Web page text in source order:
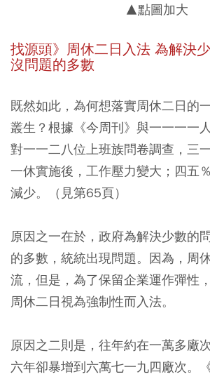
▲點圖加大
找源頭》周休二日入法 為解決
沒問題的多數
既然如此，為何想落實周休二日的
叢生？根據《今周刊》與一一一一
對一一二八位上班族問卷調查，三
一休實施後，工作壓力變大；四五
減少。（見第65頁）
原因之一在於，政府為解決少數的
的多數，統統出現問題。因為，周
流，但是，為了保留企業運作彈性
周休二日視為強制性而入法。
原因之二則是，往年約在一萬多廠
六年卻暴增到六萬七一九四廠次。